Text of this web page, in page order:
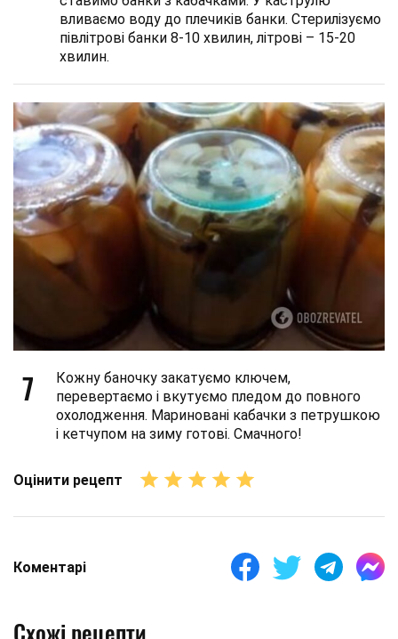
вливаємо воду до плечиків банки. Стерилізуємо
півлітрові банки 8-10 хвилин, літрові – 15-20
хвилин.
7
Кожну баночку закатуємо ключем,
перевертаємо і вкутуємо пледом до повного
охолодження. Мариновані кабачки з петрушкою
і кетчупом на зиму готові. Смачного!
Оцінити рецепт
Коментарі